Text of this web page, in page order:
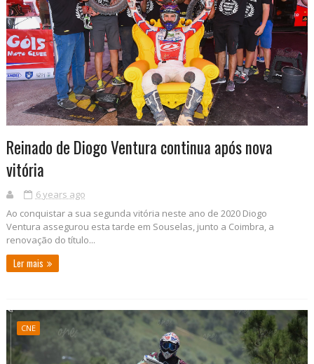
Reinado de Diogo Ventura continua após nova
vitória
6 years ago
Ao conquistar a sua segunda vitória neste ano de 2020 Diogo
Ventura assegurou esta tarde em Souselas, junto a Coimbra, a
renovação do título...
Ler mais
CNE